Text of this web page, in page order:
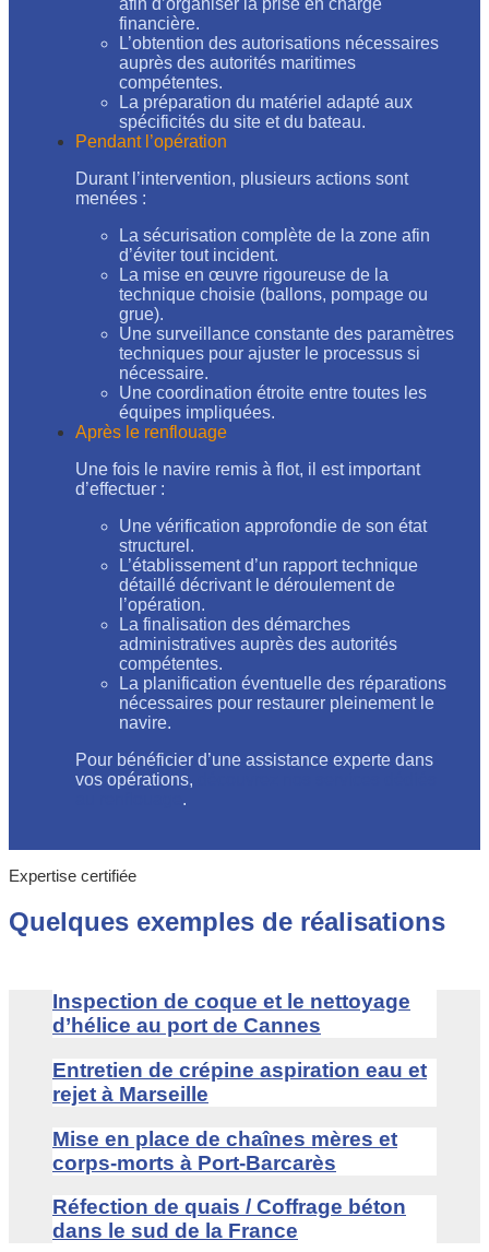
financière.
L’obtention des autorisations nécessaires
auprès des autorités maritimes
compétentes.
La préparation du matériel adapté aux
spécificités du site et du bateau.
Pendant l’opération
Durant l’intervention, plusieurs actions sont
menées :
La sécurisation complète de la zone afin
d’éviter tout incident.
La mise en œuvre rigoureuse de la
technique choisie (ballons, pompage ou
grue).
Une surveillance constante des paramètres
techniques pour ajuster le processus si
nécessaire.
Une coordination étroite entre toutes les
équipes impliquées.
Après le renflouage
Une fois le navire remis à flot, il est important
d’effectuer :
Une vérification approfondie de son état
structurel.
L’établissement d’un rapport technique
détaillé décrivant le déroulement de
l’opération.
La finalisation des démarches
administratives auprès des autorités
compétentes.
La planification éventuelle des réparations
nécessaires pour restaurer pleinement le
navire.
Pour bénéficier d’une assistance experte dans
vos opérations,
.
Expertise certifiée
Quelques exemples de réalisations
Inspection de coque et le nettoyage
d’hélice au port de Cannes
Entretien de crépine aspiration eau et
rejet à Marseille
Mise en place de chaînes mères et
corps-morts à Port-Barcarès
Réfection de quais / Coffrage béton
dans le sud de la France